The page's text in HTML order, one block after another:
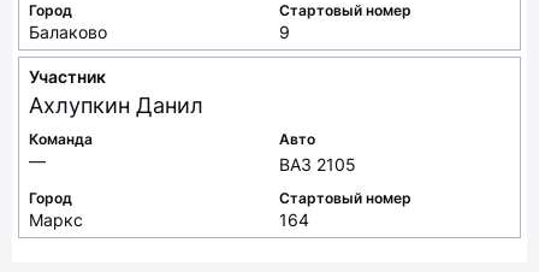
Город
Балаково
Стартовый номер
9
Участник
Ахлупкин Данил
Команда
—
Авто
ВАЗ 2105
Город
Маркс
Стартовый номер
164